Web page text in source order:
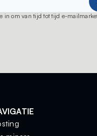
in om van tijd tot tijd e-